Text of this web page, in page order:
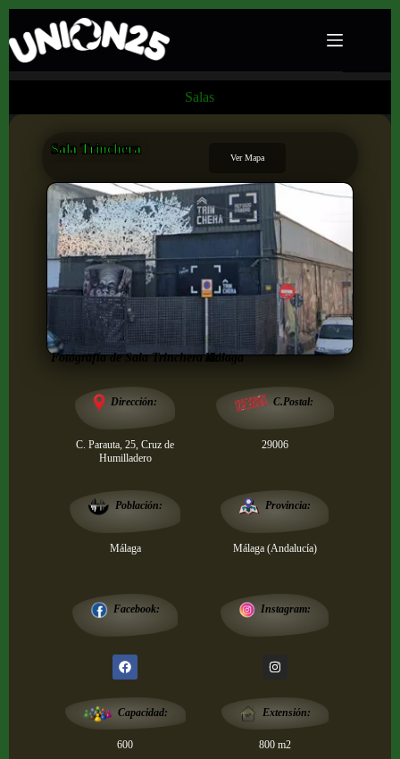
Salas
Sala Trinchera
Ver Mapa
Fotografía de Sala Trinchera deMálaga
Dirección:
C. Parauta, 25, Cruz de
Humilladero
C.Postal:
29006
Población:
Málaga
Provincia:
Málaga (Andalucía)
Facebook: Instagram:
Capacidad:
600
Extensión:
800 m2